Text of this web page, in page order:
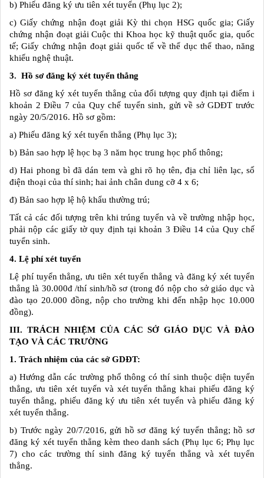
b) Phiếu đăng ký ưu tiên xét tuyển (Phụ lục 2);
c) Giấy chứng nhận đoạt giải Kỳ thi chọn HSG quốc gia; Giấy
chứng nhận đoạt giải Cuộc thi Khoa học kỹ thuật quốc gia, quốc
tế; Giấy chứng nhận đoạt giải quốc tế về thể dục thể thao, năng
khiếu nghệ thuật.
3. Hồ sơ đăng ký xét tuyển thẳng
Hồ sơ đăng ký xét tuyển thẳng của đối tượng quy định tại điểm i
khoản 2 Điều 7 của Quy chế tuyển sinh, gửi về sở GDĐT trước
ngày 20/5/2016. Hồ sơ gồm:
a) Phiếu đăng ký xét tuyển thẳng (Phụ lục 3);
b) Bản sao hợp lệ học bạ 3 năm học trung học phổ thông;
d) Hai phong bì đã dán tem và ghi rõ họ tên, địa chỉ liên lạc, số
điện thoại của thí sinh; hai ảnh chân dung cỡ 4 x 6;
đ) Bản sao hợp lệ hộ khẩu thường trú;
Tất cả các đối tượng trên khi trúng tuyển và về trường nhập học,
phải nộp các giấy tờ quy định tại khoản 3 Điều 14 của Quy chế
tuyển sinh.
4. Lệ phí xét tuyển
Lệ phí tuyển thẳng, ưu tiên xét tuyển thẳng và đăng ký xét tuyển
thẳng là 30.000đ /thí sinh/hồ sơ (trong đó nộp cho sở giáo dục và
đào tạo 20.000 đồng, nộp cho trường khi đến nhập học 10.000
đồng).
III. TRÁCH NHIỆM CỦA CÁC SỞ GIÁO DỤC VÀ ĐÀO
TẠO VÀ CÁC TRƯỜNG
1. Trách nhiệm của các sở GDĐT:
a) Hướng dẫn các trường phổ thông có thí sinh thuộc diện tuyển
thẳng, ưu tiên xét tuyển và xét tuyển thẳng khai phiếu đăng ký
tuyển thẳng, phiếu đăng ký ưu tiên xét tuyển và phiếu đăng ký
xét tuyển thẳng.
b) Trước ngày 20/7/2016, gửi hồ sơ đăng ký tuyển thẳng; hồ sơ
đăng ký xét tuyển thẳng kèm theo danh sách (Phụ lục 6; Phụ lục
7) cho các trường thí sinh đăng ký tuyển thẳng và xét tuyển
thẳng.